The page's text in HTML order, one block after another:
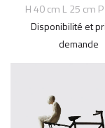
H 40 cm L 25 cm
Disponibilité et
demande